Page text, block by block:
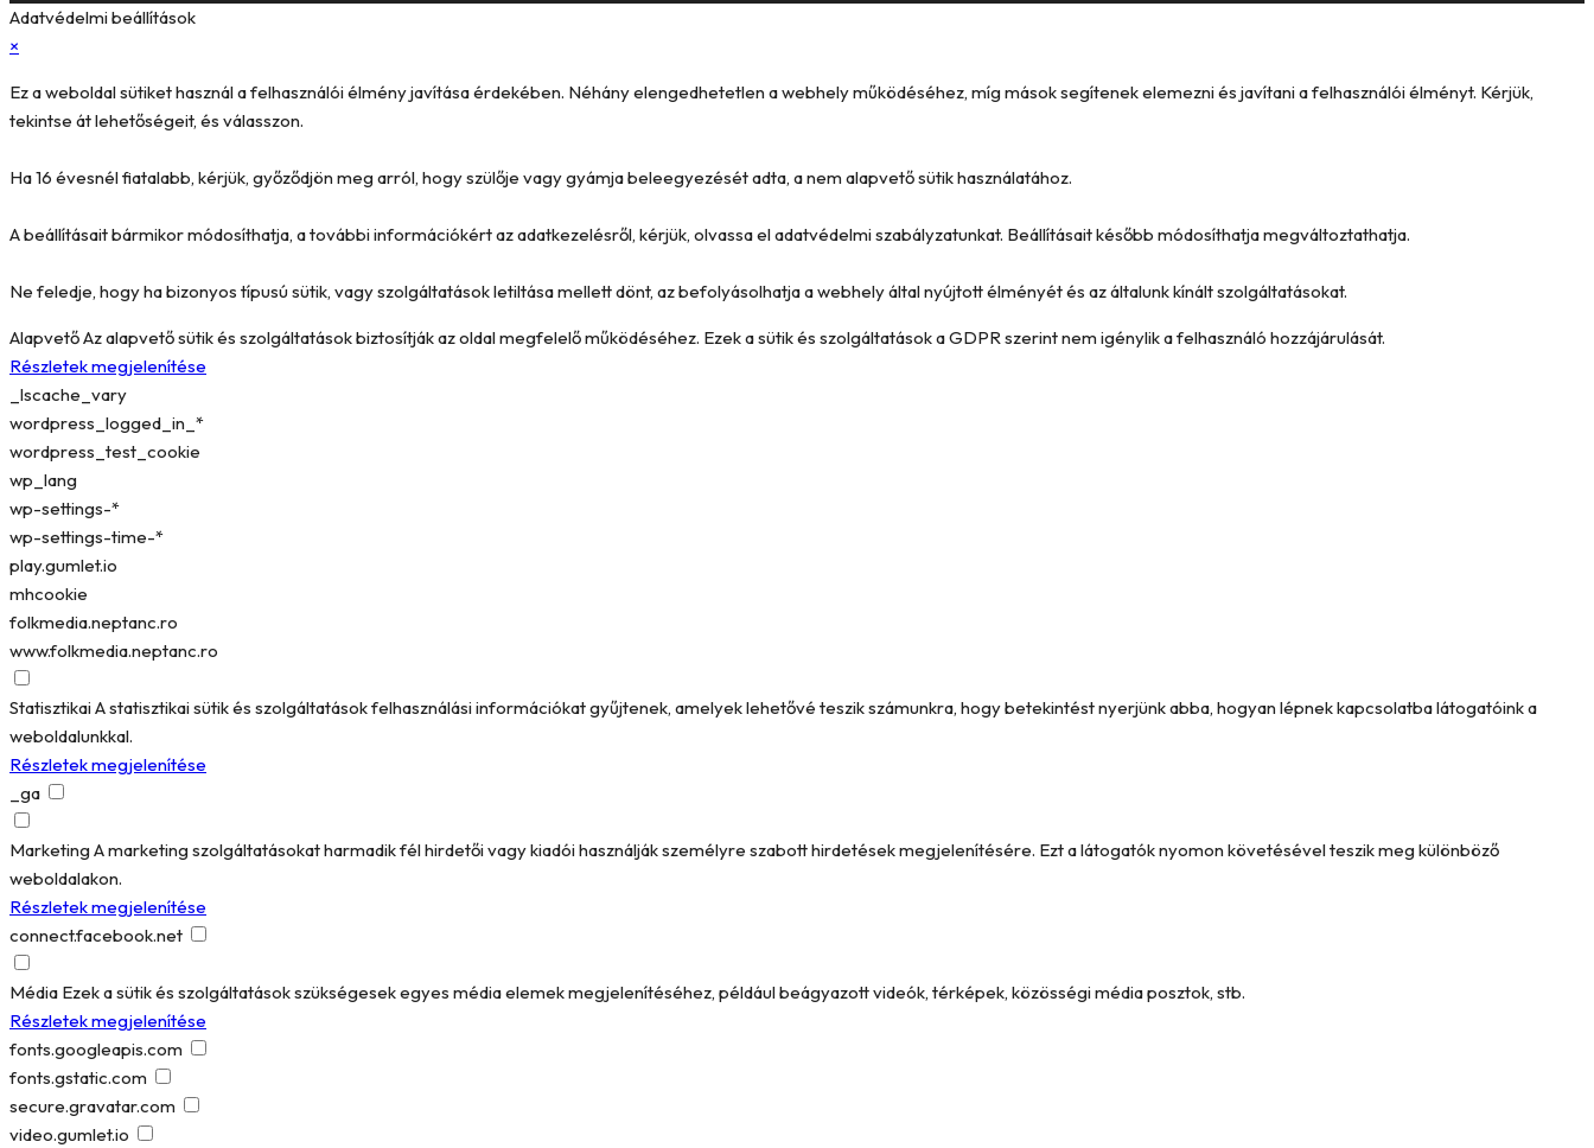
Adatvédelmi beállítások
×
Ez a weboldal sütiket használ a felhasználói élmény javítása érdekében. Néhány elengedhetetlen a webhely működéséhez, míg mások segítenek elemezni és javítani a felhasználói élményt. Kérjük,
tekintse át lehetőségeit, és válasszon.
Ha 16 évesnél fiatalabb, kérjük, győződjön meg arról, hogy szülője vagy gyámja beleegyezését adta, a nem alapvető sütik használatához.
A beállításait bármikor módosíthatja, a további információkért az adatkezelésről, kérjük, olvassa el adatvédelmi szabályzatunkat. Beállításait később módosíthatja megváltoztathatja.
Ne feledje, hogy ha bizonyos típusú sütik, vagy szolgáltatások letiltása mellett dönt, az befolyásolhatja a webhely által nyújtott élményét és az általunk kínált szolgáltatásokat.
AlapvetőAz alapvető sütik és szolgáltatások biztosítják az oldal megfelelő működéséhez. Ezek a sütik és szolgáltatások a GDPR szerint nem igénylik a felhasználó hozzájárulását.
Részletek megjelenítése
_lscache_vary
wordpress_logged_in_*
wordpress_test_cookie
wp_lang
wp-settings-*
wp-settings-time-*
play.gumlet.io
mhcookie
folkmedia.neptanc.ro
www.folkmedia.neptanc.ro
StatisztikaiA statisztikai sütik és szolgáltatások felhasználási információkat gyűjtenek, amelyek lehetővé teszik számunkra, hogy betekintést nyerjünk abba, hogyan lépnek kapcsolatba látogatóink a
weboldalunkkal.
Részletek megjelenítése
_ga
Marketing A marketing szolgáltatásokat harmadik fél hirdetői vagy kiadói használják személyre szabott hirdetések megjelenítésére. Ezt a látogatók nyomon követésével teszik meg különböző
weboldalakon.
Részletek megjelenítése
connect.facebook.net
Média Ezek a sütik és szolgáltatások szükségesek egyes média elemek megjelenítéséhez, például beágyazott videók, térképek, közösségi média posztok, stb.
Részletek megjelenítése
fonts.googleapis.com
fonts.gstatic.com
secure.gravatar.com
video.gumlet.io